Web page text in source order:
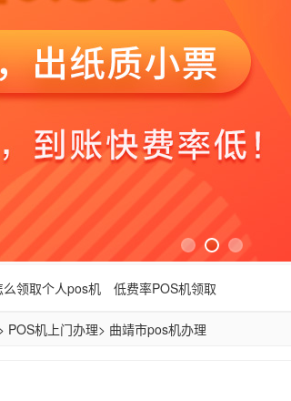
么领取个人pos机 低费率POS机领取
POS机上门办理> 曲靖市pos机办理